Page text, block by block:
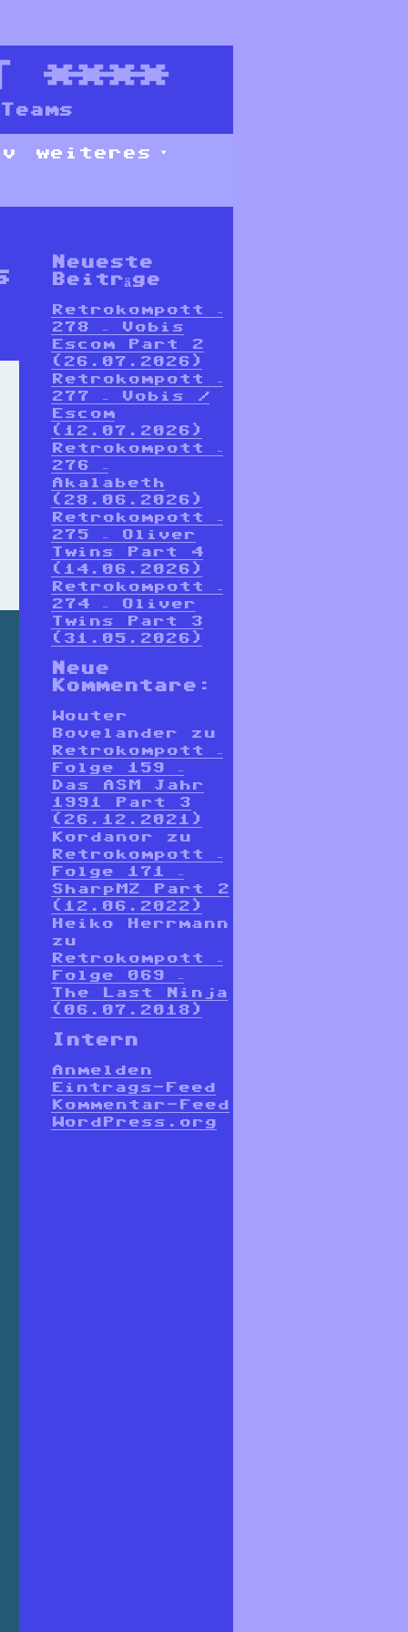
****
weiteres
Neueste
Beiträge
Retrokompott –
278 – Vobis
Escom Part 2
(26.07.2026)
Retrokompott –
277 – Vobis /
Escom
(12.07.2026)
Retrokompott –
276 –
Akalabeth
(28.06.2026)
Retrokompott –
275 – Oliver
Twins Part 4
(14.06.2026)
Retrokompott –
274 – Oliver
Twins Part 3
(31.05.2026)
Neue
Kommentare:
Wouter
Bovelander zu
Retrokompott –
Folge 159 –
Das ASM Jahr
1991 Part 3
(26.12.2021)
Kordanor zu
Retrokompott –
Folge 171 –
SharpMZ Part 2
(12.06.2022)
Heiko Herrmann
zu
Retrokompott –
Folge 069 –
The Last Ninja
(06.07.2018)
Intern
Anmelden
Eintrags-Feed
Kommentar-Feed
WordPress.org